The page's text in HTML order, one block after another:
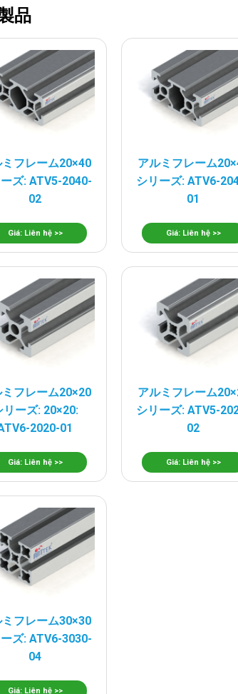
品
ミフレーム20×40
ズ: ATV5-2040-
02
Giá: Liên hệ >>
アルミフレーム
シリーズ: ATV6-
01
Giá: Liên hệ >>
ミフレーム20×20
リーズ: 20×20:
2020-01
Giá: Liên hệ >>
アルミフレーム
シリーズ: ATV5-
02
Giá: Liên hệ >>
ミフレーム30×30
ズ: ATV6-3030-
04
Giá: Liên hệ >>